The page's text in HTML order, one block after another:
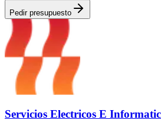
Pedir presupuesto
Servicios Electricos E